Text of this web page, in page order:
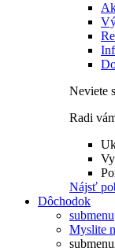
Neviete
Radi
Nájsť
Dôchodok
submenu
Myslite